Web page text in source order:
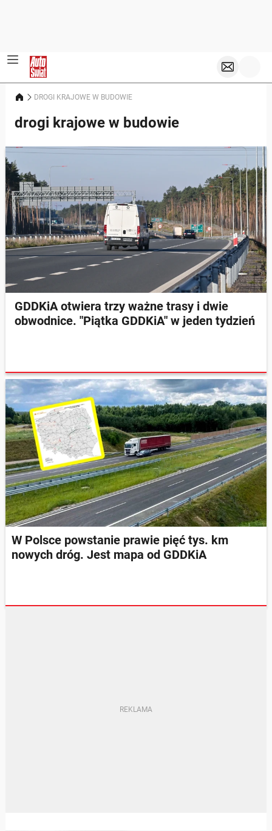
DROGI KRAJOWE W BUDOWIE
drogi krajowe w budowie
GDDKiA otwiera trzy ważne trasy i dwie
obwodnice. "Piątka GDDKiA" w jeden tydzień
W Polsce powstanie prawie pięć tys. km
nowych dróg. Jest mapa od GDDKiA